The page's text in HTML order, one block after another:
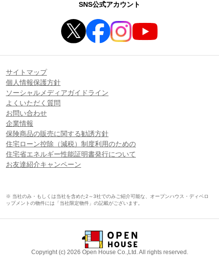
SNS公式アカウント
サイトマップ
個人情報保護方針
ソーシャルメディアガイドライン
よくいただく質問
お問い合わせ
企業情報
保険商品の販売に関する勧誘方針
住宅ローン控除（減税）制度利用のための
住宅省エネルギー性能証明書発行について
お友達紹介キャンペーン
※ 当社のみ・もしくは当社を含めた2～3社でのみご紹介可能な、オープンハウス・ディベロ
ップメントの物件には「当社限定物件」の記載がございます。
Copyright (c) 2026 Open House Co.,Ltd. All rights reserved.